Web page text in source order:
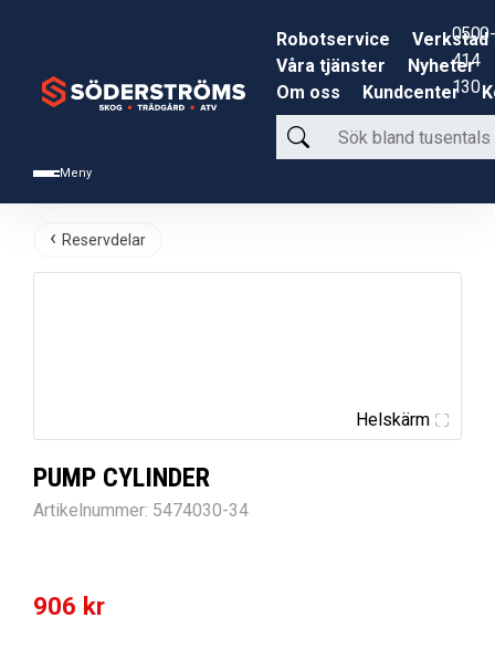
Meny
Robotservice
Verkstad
Våra tjänster
Nyheter
Om oss
Kundcenter
Sök
bland
produkter
0500-
414
130
Reservdelar
Helskärm
PUMP CYLINDER
Artikelnummer: 5474030-34
906 kr